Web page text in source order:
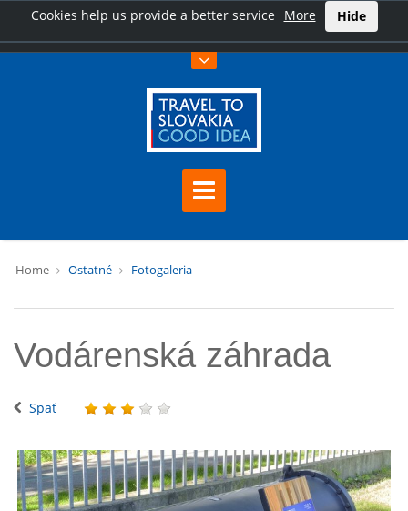
Cookies help us provide a better service More Hide
Home Ostatné Fotogaleria
Vodárenská záhrada
Späť